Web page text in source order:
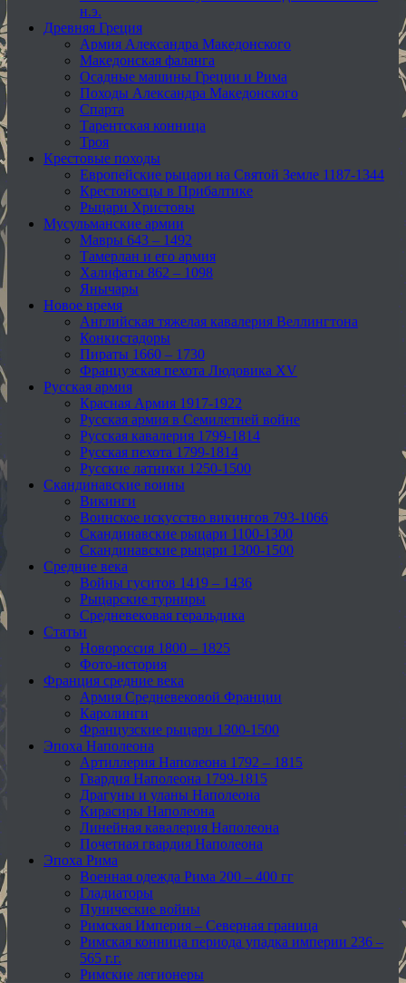
н.э.
Древняя Греция
Армия Александра Македонского
Македонская фаланга
Осадные машины Греции и Рима
Походы Александра Македонского
Спарта
Тарентская конница
Троя
Крестовые походы
Европейские рыцари на Святой Земле 1187-1344
Крестоносцы в Прибалтике
Рыцари Христовы
Мусульманские армии
Мавры 643 – 1492
Тамерлан и его армия
Халифаты 862 – 1098
Янычары
Новое время
Английская тяжелая кавалерия Веллингтона
Конкистадоры
Пираты 1660 – 1730
Французская пехота Людовика XV
Русская армия
Красная Армия 1917-1922
Русская армия в Семилетней войне
Русская кавалерия 1799-1814
Русская пехота 1799-1814
Русские латники 1250-1500
Скандинавские воины
Викинги
Воинское искусство викингов 793-1066
Скандинавские рыцари 1100-1300
Скандинавские рыцари 1300-1500
Средние века
Войны гуситов 1419 – 1436
Рыцарские турниры
Средневековая геральдика
Статьи
Новороссия 1800 – 1825
Фото-история
Франция средние века
Армия Средневековой Франции
Каролинги
Французские рыцари 1300-1500
Эпоха Наполеона
Артиллерия Наполеона 1792 – 1815
Гвардия Наполеона 1799-1815
Драгуны и уланы Наполеона
Кирасиры Наполеона
Линейная кавалерия Наполеона
Почетная гвардия Наполеона
Эпоха Рима
Военная одежда Рима 200 – 400 гг
Гладиаторы
Пунические войны
Римская Империя – Северная граница
Римская конница периода упадка империи 236 –
565 г.г.
Римские легионеры